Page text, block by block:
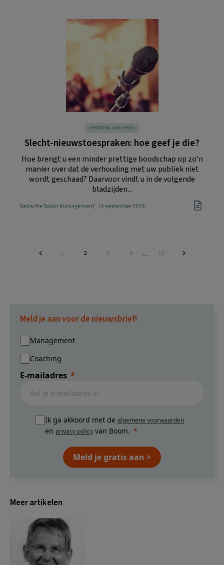
PERSOONLIJKE GROEI
Slecht-nieuwstoespraken: hoe geef je die?
Hoe brengt u een minder prettige boodschap op zo’n
manier over dat de verhouding met uw publiek niet
wordt geschaad? Daarvoor vindt u in de volgende
bladzijden...
Redactie Boom Management, 19 september 2019
Pagina
1 Pagina
2 Pagina
3 Pagina
4
Interim
… Pagina
10
Meld je aan voor de nieuwsbrief!
Management
Coaching
E-mailadres
Ik ga akkoord met de algemene voorwaarden
en privacy policy van Boom.
Meld je gratis aan >
Meer artikelen